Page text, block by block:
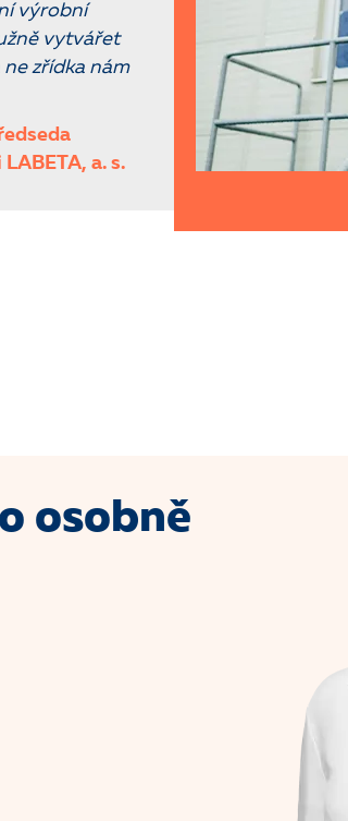
výrobní
vytvářet
zřídka nám
a. s.
osobně